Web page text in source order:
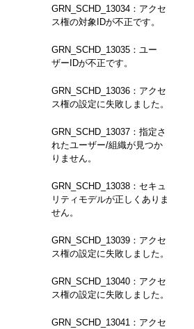
GRN_SCHD_13034：アクセ
ス権の対象IDが不正です。
GRN_SCHD_13035：ユー
ザーIDが不正です。
GRN_SCHD_13036：アクセ
ス権の設定に失敗しました。
GRN_SCHD_13037：指定さ
れたユーザー/組織が見つか
りません。
GRN_SCHD_13038：セキュ
リティモデルが正しくありま
せん。
GRN_SCHD_13039：アクセ
ス権の設定に失敗しました。
GRN_SCHD_13040：アクセ
ス権の設定に失敗しました。
GRN_SCHD_13041：アクセ